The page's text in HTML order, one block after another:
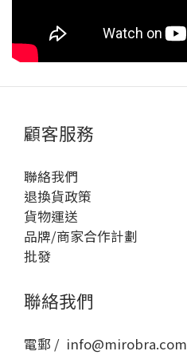
顧客服務
聯絡我們
退換貨政策
貨物運送
品牌/商家合作計劃
批發
聯絡我們
電郵 / info@mirobra.com